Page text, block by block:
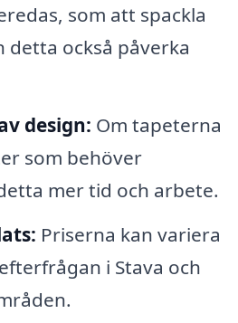
som att spackla
detta också påverka
design: Om tapeterna
som behöver
mer tid och arbete.
Priserna kan variera
i Stava och